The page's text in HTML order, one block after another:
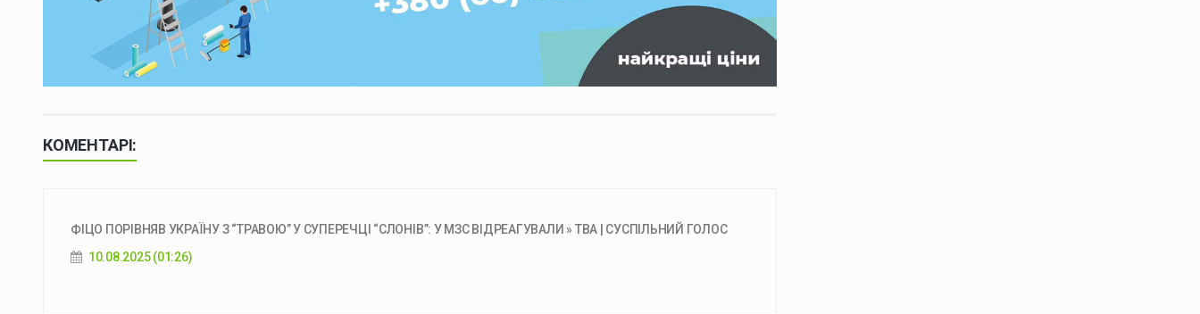
КОМЕНТАРІ:
ФІЦО ПОРІВНЯВ УКРАЇНУ З “ТРАВОЮ” У СУПЕРЕЧЦІ “СЛОНІВ”: У МЗС ВІДРЕАГУВАЛИ » ТВА | СУСПІЛЬНИЙ ГОЛОС
10.08.2025 (01:26)